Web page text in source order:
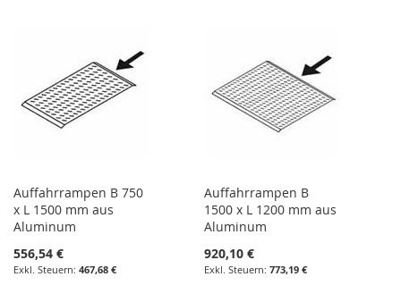
HINZUFÜGEN
HINZUFÜGEN
Auffahrrampen B 750
x L 1500 mm aus
Aluminum
556,54 €
467,68 €
Auffahrrampen B
1500 x L 1200 mm aus
Aluminum
920,10 €
773,19 €